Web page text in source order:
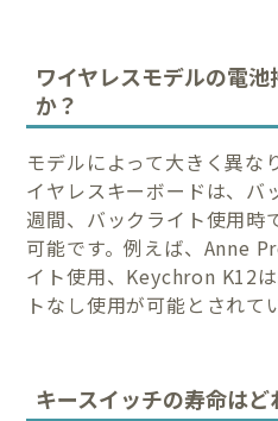
ワイヤレスモデルの電
か？
モデルによって大きく異な
イヤレスキーボードは、バ
週間、バックライト使用時
可能です。例えば、Anne
イト使用、Keychron K12
トなし使用が可能とされて
キースイッチの寿命はど